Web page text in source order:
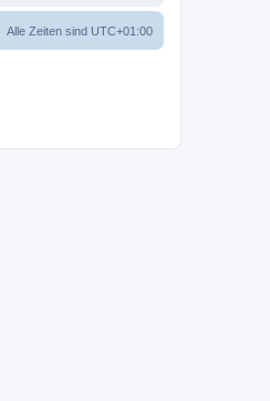
Alle Zeiten sind UTC+01:00